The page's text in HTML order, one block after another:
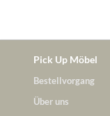
Pick Up Möbel
Bestellvorgang
Über uns